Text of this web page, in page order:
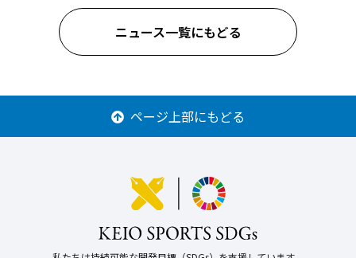
ニュース一覧にもどる
ページ上部にもどる